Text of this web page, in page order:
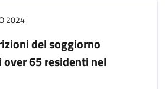
2024
del soggiorno
65 residenti nel